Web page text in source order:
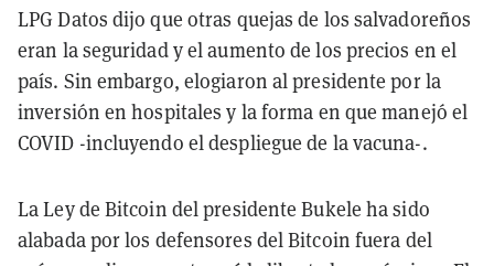
LPG Datos dijo que otras quejas de los salvadoreños
eran la seguridad y el aumento de los precios en el
país. Sin embargo, elogiaron al presidente por la
inversión en hospitales y la forma en que manejó el
COVID -incluyendo el despliegue de la vacuna-.
La Ley de Bitcoin del presidente Bukele ha sido
alabada por los defensores del Bitcoin fuera del